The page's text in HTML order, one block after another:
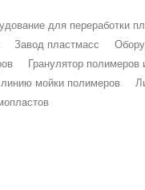
для переработки
Завод пластмасс
Гранулятор полимеров
линию мойки полимеров